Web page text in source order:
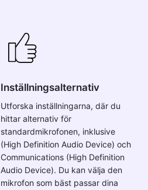
Inställningsalternativ
Utforska inställningarna, där du
hittar alternativ för
standardmikrofonen, inklusive
(High Definition Audio Device) och
Communications (High Definition
Audio Device). Du kan välja den
mikrofon som bäst passar dina